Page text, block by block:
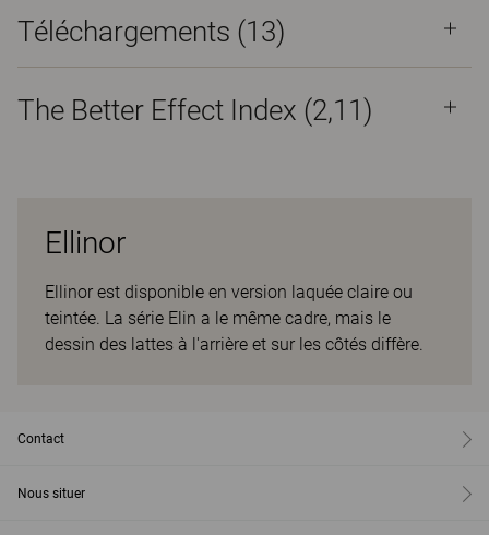
Téléchargements (13)
The Better Effect Index (2,11)
Ellinor
Ellinor est disponible en version laquée claire ou
teintée. La série Elin a le même cadre, mais le
dessin des lattes à l'arrière et sur les côtés diffère.
Contact
Nous situer